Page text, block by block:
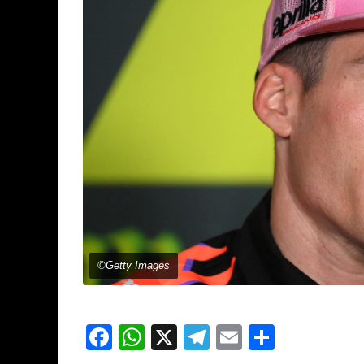
©Getty Images
Facebook
WhatsApp
X Telegram
Email